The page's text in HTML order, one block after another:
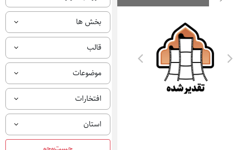
بخش ها
قالب
موضوعات
افتخارات
استان